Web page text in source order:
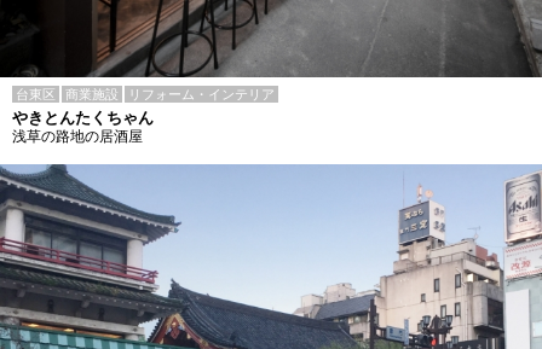
台東区 商業施設 リフォーム・インテリア
やきとんたくちゃん
浅草の路地の居酒屋